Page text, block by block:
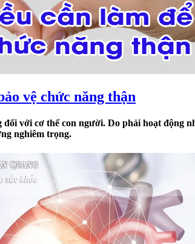
vệ chức năng thận
với cơ thể con người. Do phải hoạt động
nghiêm trọng.